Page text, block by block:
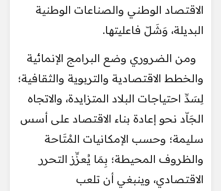
الاقتصاد الوطني والصناعات الوطنية
البديلة، وَشَلّ فاعليتها.
ومن الضروري وضع البرامج الإنمائية
والخطط الاقتصادية والتربوية والثقافية؛
لِسَدِّ احتياجات البلاد المتزايدة، والاتجاه
الجَاّد نحو إعادة بناء الاقتصاد على أسس
سليمة؛ وحسب الإمكانيات المُتَاحة
والظروف المحيطة؛ بِمَا يُعزِّز التحرر
الاقتصادي، وينبغي أن تلعب